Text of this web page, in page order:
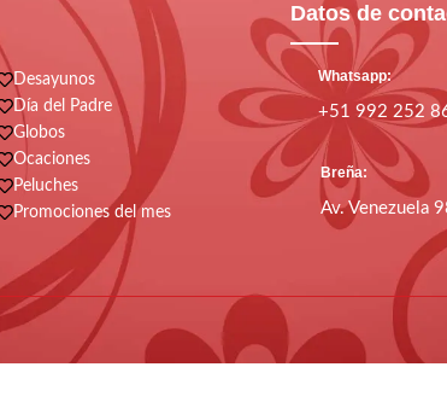
Desayunos
Día del Padre
Globos
Ocaciones
Peluches
Promociones del mes
Datos de
Whatsapp:
+51 992 252
Breña:
Av. Venezuela